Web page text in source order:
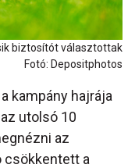
biztosítót választottak
Fotó: Depositphotos
kampány hajrája
utolsó 10
az
csökkentett a